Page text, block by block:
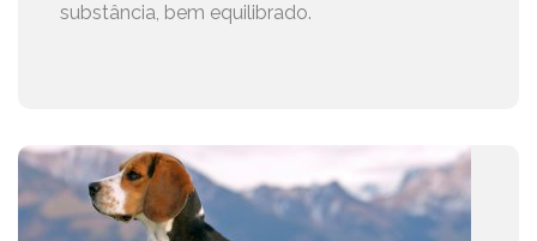
substância, bem equilibrado.